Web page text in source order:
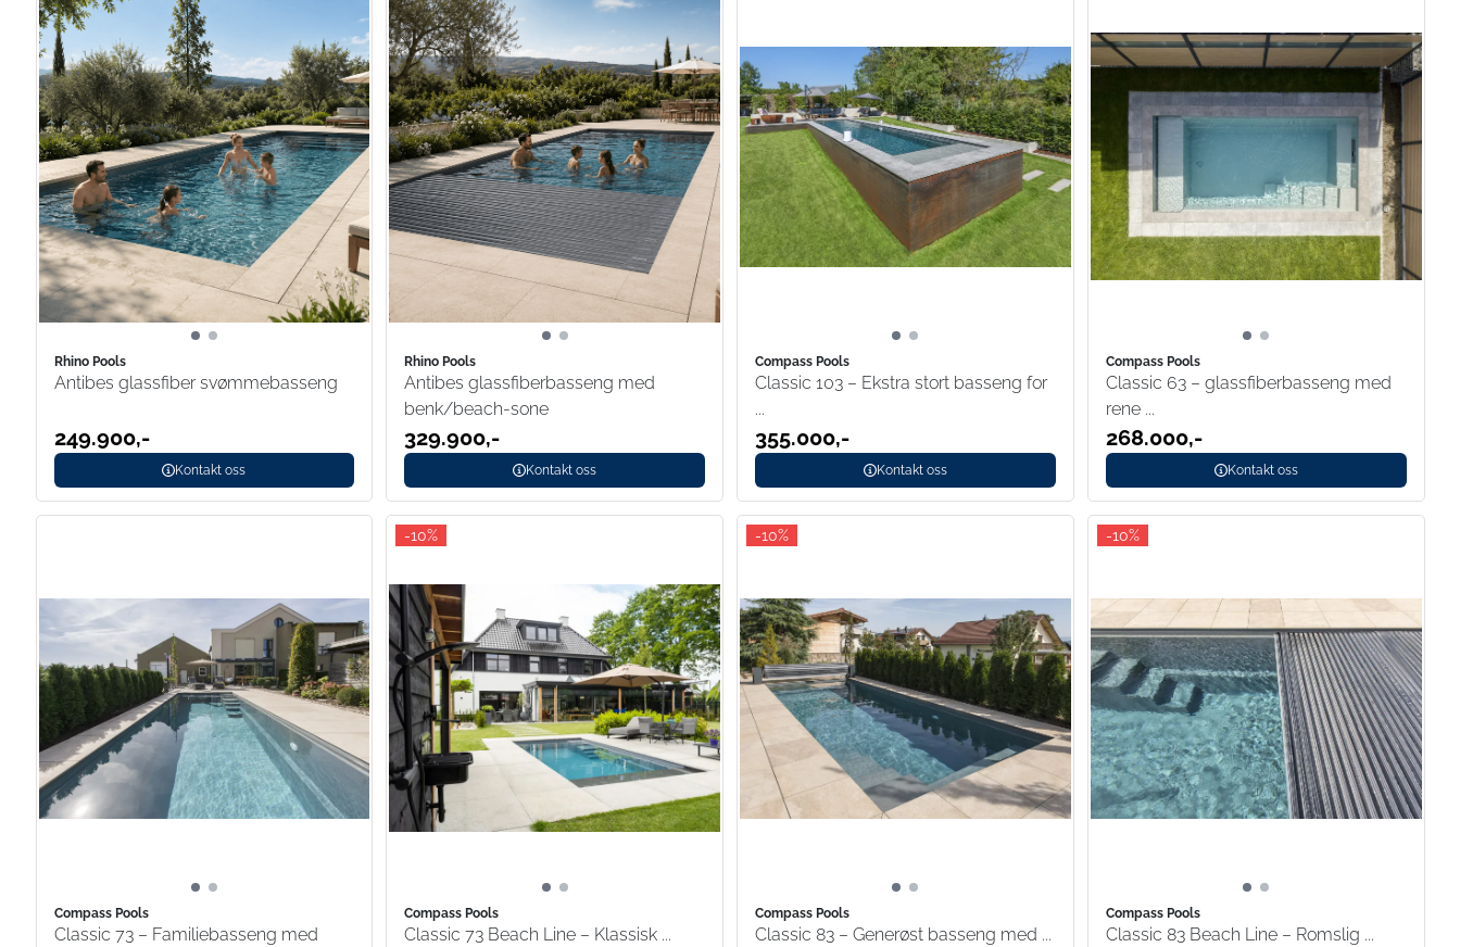
Rhino Pools
Antibes glassfiber svømmebasseng
249.900,-
Kontakt oss
Rhino Pools
Antibes glassfiberbasseng med
benk/beach-sone
329.900,-
Kontakt oss
Compass Pools
Classic 103 – Ekstra stort basseng for
...
355.000,-
Kontakt oss
Compass Pools
Classic 63 – glassfiberbasseng med
rene ...
268.000,-
Kontakt oss
Compass Pools
Classic 73 – Familiebasseng med
-10%
Compass Pools
Classic 73 Beach Line – Klassisk ...
-10%
Compass Pools
Classic 83 – Generøst basseng med ...
-10%
Compass Pools
Classic 83 Beach Line – Romslig ...